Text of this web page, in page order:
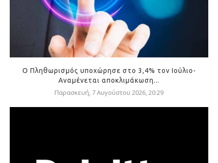
Ο Πληθωρισμός υποχώρησε στο 3,4% τον Ιούλιο-
Αναμένεται αποκλιμάκωση...
Παρασκευή, 7 Αυγούστου 2026, 20:29